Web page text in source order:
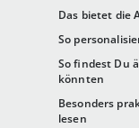
Das bietet die
So
So findest Du
könnten
Besonders
lesen